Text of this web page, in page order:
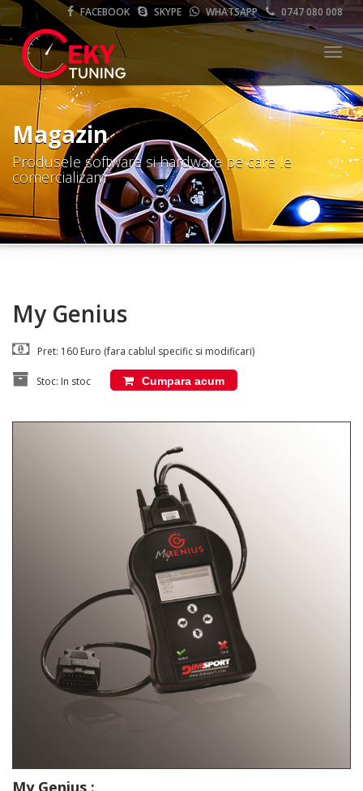
FACEBOOK SKYPE WHATSAPP 0747 080 008
Magazin
Produsele software si hardware pe care le
comercializam
My Genius
Pret: 160 Euro (fara cablul specific si modificari)
Stoc: In stoc Cumpara acum
My Genius :